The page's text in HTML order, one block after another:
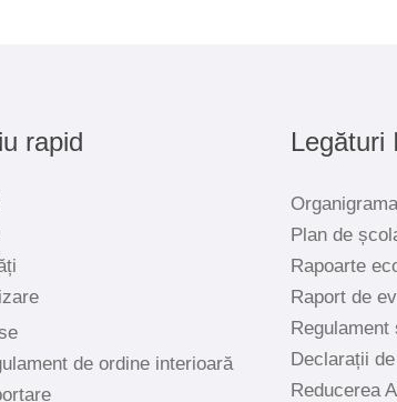
rapid
de ordine interioară
Legături
Organigrama
Plan de
Rapoarte
Raport de
Regulament
Declarații
Reducerea